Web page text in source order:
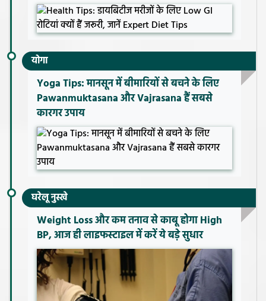
योगा
Yoga Tips: मानसून में बीमारियों से बचने के लिए
Pawanmuktasana और Vajrasana हैं सबसे
कारगर उपाय
घरेलू नुस्खे
Weight Loss और कम तनाव से काबू होगा High
BP, आज ही लाइफस्टाइल में करें ये बड़े सुधार